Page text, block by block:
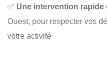
✅ Une intervention rapide
Ouest, pour respecter vos
votre activité